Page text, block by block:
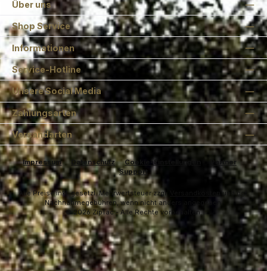
Über uns
Shop Service
Informationen
Service-Hotline
Unsere Social Media
Zahlungsarten
Versandarten
Impressum Datenschutz Cookie-Einstellungen
Partner
Support
Alle Preise inkl. gesetzl. Mehrwertsteuer zzgl.
und ggf.
Nachnahmegebühren, wenn nicht anders angegeben.
© 2026 ZipTac - Alle Rechte vorbehalten.